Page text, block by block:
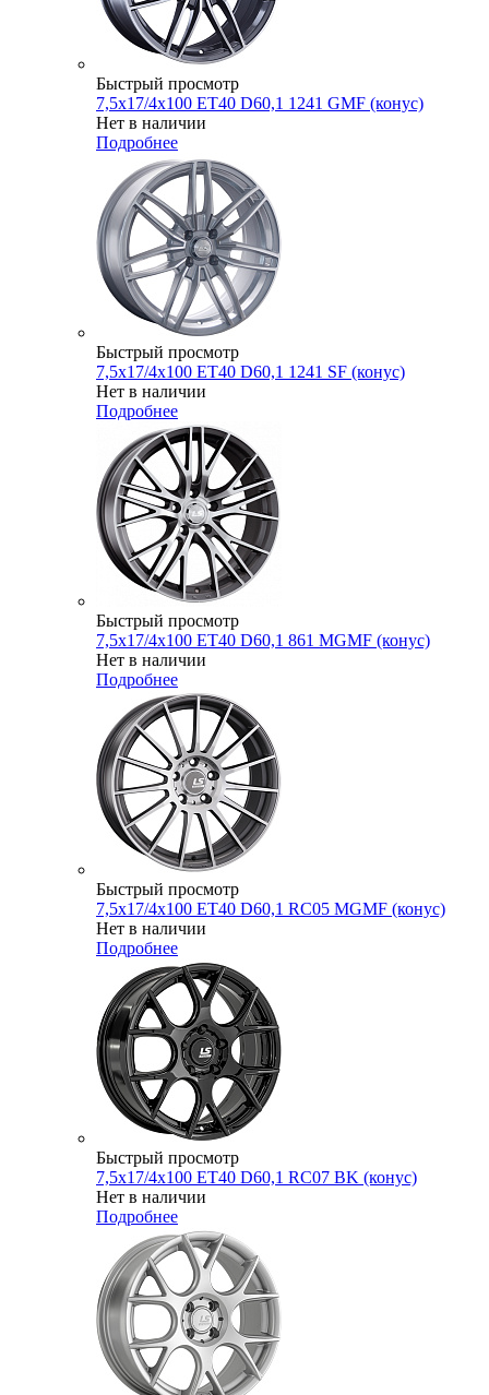
Быстрый просмотр
7,5x17/4x100 ET40 D60,1 1241 GMF (конус)
Нет в наличии
Подробнее
Быстрый просмотр
7,5x17/4x100 ET40 D60,1 1241 SF (конус)
Нет в наличии
Подробнее
Быстрый просмотр
7,5x17/4x100 ET40 D60,1 861 MGMF (конус)
Нет в наличии
Подробнее
Быстрый просмотр
7,5x17/4x100 ET40 D60,1 RC05 MGMF (конус)
Нет в наличии
Подробнее
Быстрый просмотр
7,5x17/4x100 ET40 D60,1 RC07 BK (конус)
Нет в наличии
Подробнее